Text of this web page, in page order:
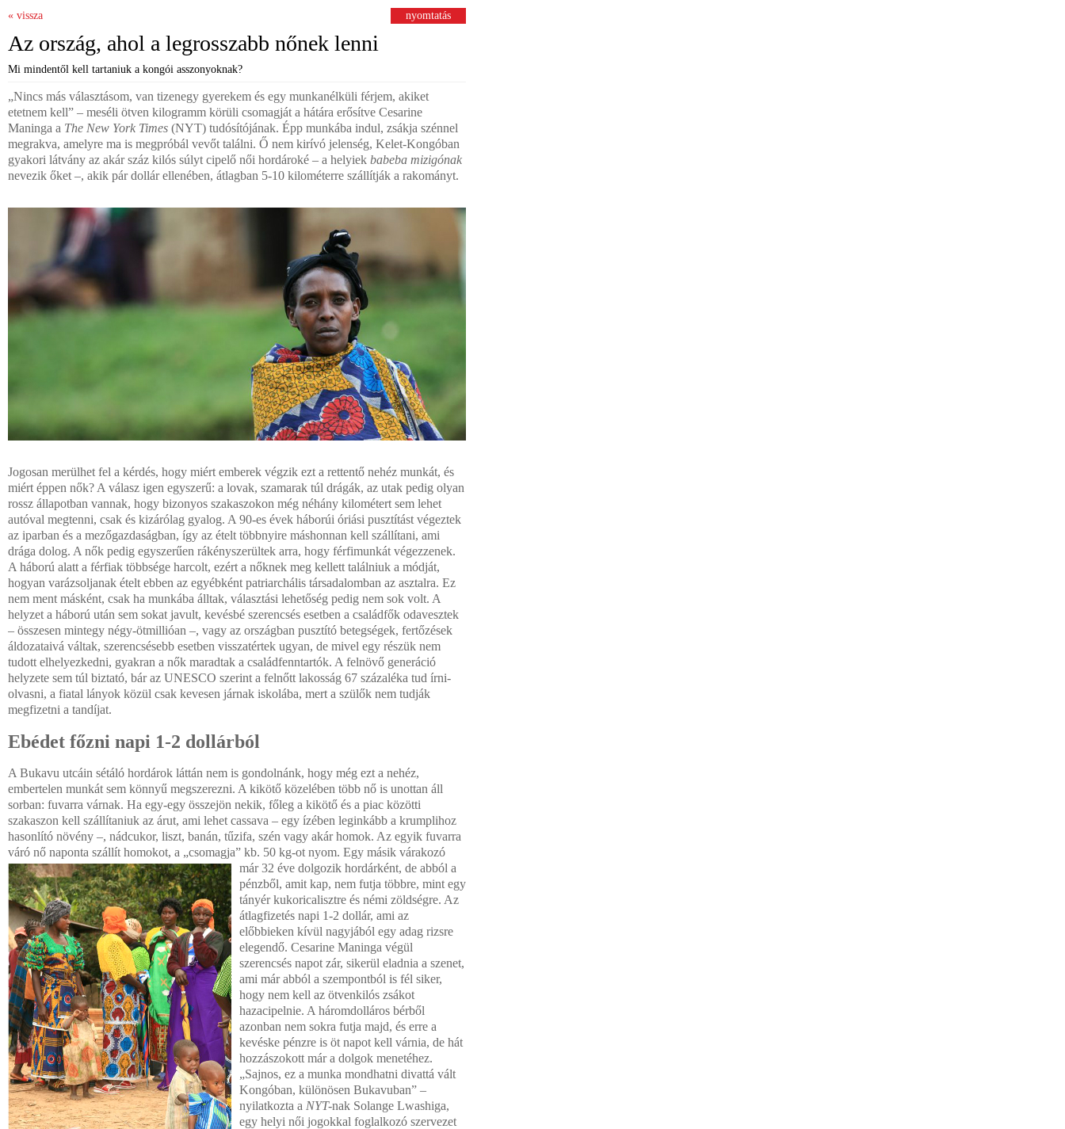
« vissza nyomtatás
Az ország, ahol a legrosszabb nőnek lenni
Mi mindentől kell tartaniuk a kongói asszonyoknak?
„Nincs más választásom, van tizenegy gyerekem és egy munkanélküli férjem, akiket
etetnem kell” – meséli ötven kilogramm körüli csomagját a hátára erősítve Cesarine
Maninga a The New York Times (NYT) tudósítójának. Épp munkába indul, zsákja szénnel
megrakva, amelyre ma is megpróbál vevőt találni. Ő nem kirívó jelenség, Kelet-Kongóban
gyakori látvány az akár száz kilós súlyt cipelő női hordároké – a helyiek babeba mizigónak
nevezik őket –, akik pár dollár ellenében, átlagban 5-10 kilométerre szállítják a rakományt.
Jogosan merülhet fel a kérdés, hogy miért emberek végzik ezt a rettentő nehéz munkát, és
miért éppen nők? A válasz igen egyszerű: a lovak, szamarak túl drágák, az utak pedig olyan
rossz állapotban vannak, hogy bizonyos szakaszokon még néhány kilométert sem lehet
autóval megtenni, csak és kizárólag gyalog. A 90-es évek háborúi óriási pusztítást végeztek
az iparban és a mezőgazdaságban, így az ételt többnyire máshonnan kell szállítani, ami
drága dolog. A nők pedig egyszerűen rákényszerültek arra, hogy férfimunkát végezzenek.
A háború alatt a férfiak többsége harcolt, ezért a nőknek meg kellett találniuk a módját,
hogyan varázsoljanak ételt ebben az egyébként patriarchális társadalomban az asztalra. Ez
nem ment másként, csak ha munkába álltak, választási lehetőség pedig nem sok volt. A
helyzet a háború után sem sokat javult, kevésbé szerencsés esetben a családfők odavesztek
– összesen mintegy négy-ötmillióan –, vagy az országban pusztító betegségek, fertőzések
áldozataivá váltak, szerencsésebb esetben visszatértek ugyan, de mivel egy részük nem
tudott elhelyezkedni, gyakran a nők maradtak a családfenntartók. A felnövő generáció
helyzete sem túl biztató, bár az UNESCO szerint a felnőtt lakosság 67 százaléka tud írni-
olvasni, a fiatal lányok közül csak kevesen járnak iskolába, mert a szülők nem tudják
megfizetni a tandíjat.
Ebédet főzni napi 1-2 dollárból
A Bukavu utcáin sétáló hordárok láttán nem is gondolnánk, hogy még ezt a nehéz,
embertelen munkát sem könnyű megszerezni. A kikötő közelében több nő is unottan áll
sorban: fuvarra várnak. Ha egy-egy összejön nekik, főleg a kikötő és a piac közötti
szakaszon kell szállítaniuk az árut, ami lehet cassava – egy ízében leginkább a krumplihoz
hasonlító növény –, nádcukor, liszt, banán, tűzifa, szén vagy akár homok. Az egyik fuvarra
váró nő naponta szállít homokot, a „csomagja” kb. 50 kg-ot nyom. Egy másik várakozó
már 32 éve dolgozik hordárként, de abból a
pénzből, amit kap, nem futja többre, mint egy
tányér kukoricalisztre és némi zöldségre. Az
átlagfizetés napi 1-2 dollár, ami az
előbbieken kívül nagyjából egy adag rizsre
elegendő. Cesarine Maninga végül
szerencsés napot zár, sikerül eladnia a szenet,
ami már abból a szempontból is fél siker,
hogy nem kell az ötvenkilós zsákot
hazacipelnie. A háromdolláros bérből
azonban nem sokra futja majd, és erre a
kevéske pénzre is öt napot kell várnia, de hát
hozzászokott már a dolgok menetéhez.
„Sajnos, ez a munka mondhatni divattá vált
Kongóban, különösen Bukavuban” –
nyilatkozta a NYT-nak Solange Lwashiga,
egy helyi női jogokkal foglalkozó szervezet